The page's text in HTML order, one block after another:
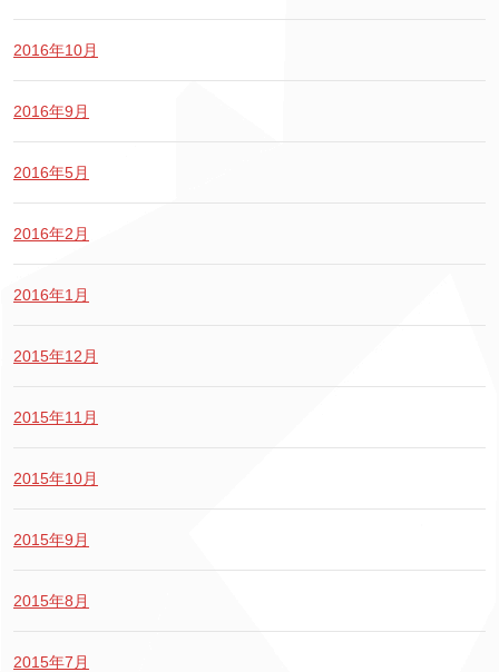
2016年10月
2016年9月
2016年5月
2016年2月
2016年1月
2015年12月
2015年11月
2015年10月
2015年9月
2015年8月
2015年7月